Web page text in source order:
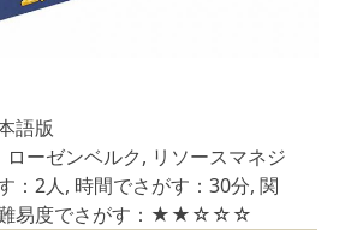
語版
ローゼンベルク, リソースマネジ
：2人, 時間でさがす：30分,関
易度でさがす：★★☆☆☆